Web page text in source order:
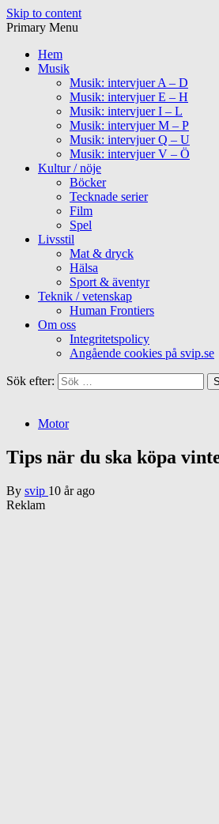
Skip to content
Primary Menu
Hem
Musik
Musik: intervjuer A – D
Musik: intervjuer E – H
Musik: intervjuer I – L
Musik: intervjuer M – P
Musik: intervjuer Q – U
Musik: intervjuer V – Ö
Kultur / nöje
Böcker
Tecknade serier
Film
Spel
Livsstil
Mat & dryck
Hälsa
Sport & äventyr
Teknik / vetenskap
Human Frontiers
Om oss
Integritetspolicy
Angående cookies på svip.se
Sök efter:
Motor
Tips när du ska köpa
By svip 10 år ago
Reklam